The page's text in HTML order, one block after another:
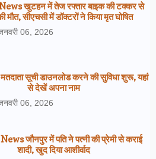
खुटहन में तेज रफ्तार बाइक की टक्कर से
मौत, सीएचसी में डॉक्टरों ने किया मृत घोषित
06, 2026
सूची डाउनलोड करने की सुविधा शुरू, यहां
से देखें अपना नाम
06, 2026
जौनपुर में पति ने पत्नी की प्रेमी से कराई
शादी, खुद दिया आशीर्वाद